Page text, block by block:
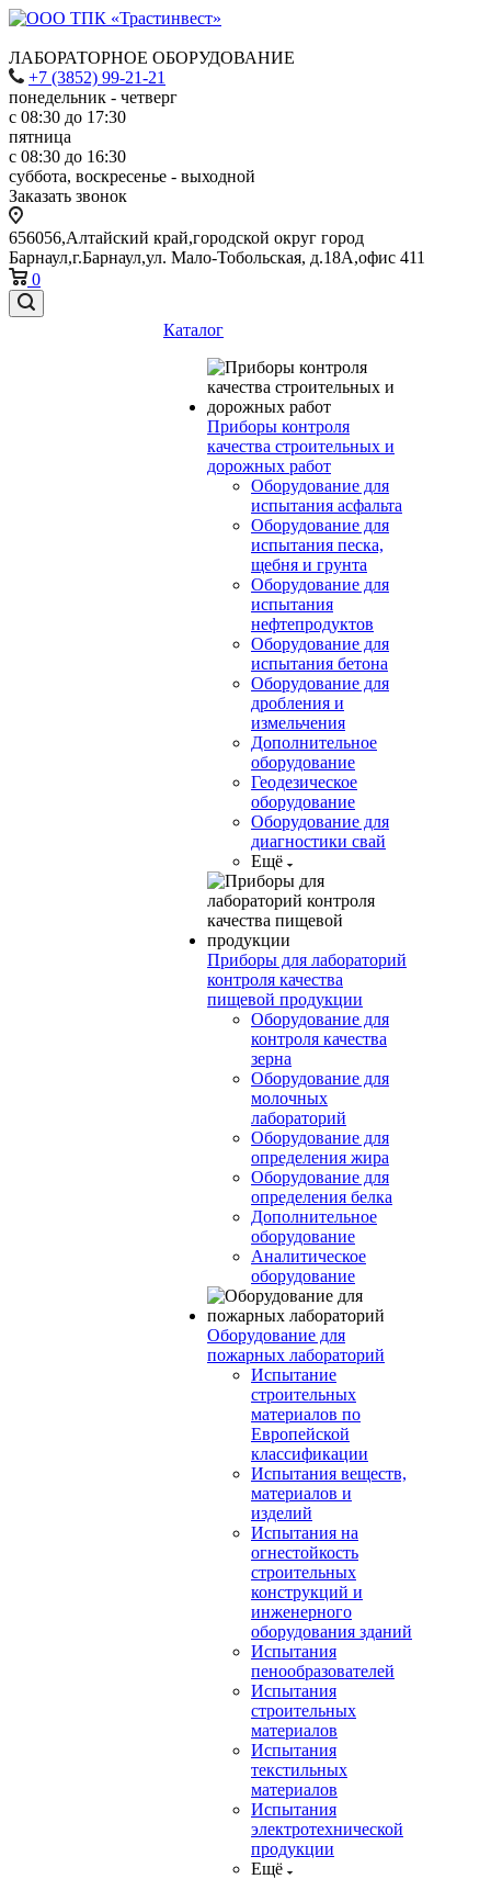
ЛАБОРАТОРНОЕ ОБОРУДОВАНИЕ
+7 (3852) 99-21-21
понедельник - четверг
с 08:30 до 17:30
пятница
с 08:30 до 16:30
суббота, воскресенье - выходной
Заказать звонок
656056,Алтайский край,городской округ город
Барнаул,г.Барнаул,ул. Мало-Тобольская, д.18А,офис 411
0
Каталог
Приборы контроля
качества строительных и
дорожных работ
Оборудование для
испытания асфальта
Оборудование для
испытания песка,
щебня и грунта
Оборудование для
испытания
нефтепродуктов
Оборудование для
испытания бетона
Оборудование для
дробления и
измельчения
Дополнительное
оборудование
Геодезическое
оборудование
Оборудование для
диагностики свай
Ещё
Приборы для лабораторий
контроля качества
пищевой продукции
Оборудование для
контроля качества
зерна
Оборудование для
молочных
лабораторий
Оборудование для
определения жира
Оборудование для
определения белка
Дополнительное
оборудование
Аналитическое
оборудование
Оборудование для
пожарных лабораторий
Испытание
строительных
материалов по
Европейской
классификации
Испытания веществ,
материалов и
изделий
Испытания на
огнестойкость
строительных
конструкций и
инженерного
оборудования зданий
Испытания
пенообразователей
Испытания
строительных
материалов
Испытания
текстильных
материалов
Испытания
электротехнической
продукции
Ещё